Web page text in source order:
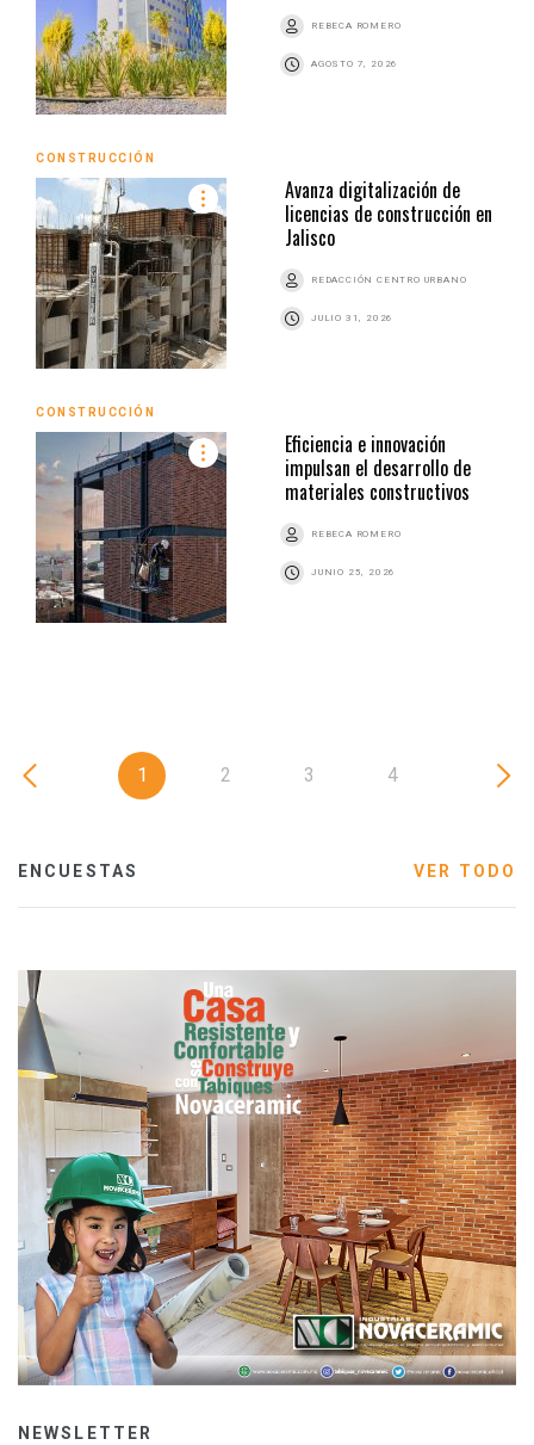
REBECA ROMERO
AGOSTO 7, 2026
CONSTRUCCIÓN
Avanza digitalización de
licencias de construcción en
Jalisco
REDACCIÓN CENTRO URBANO
JULIO 31, 2026
CONSTRUCCIÓN
Eficiencia e innovación
impulsan el desarrollo de
materiales constructivos
REBECA ROMERO
JUNIO 25, 2026
1 2 3 4
ENCUESTAS VER TODO
NEWSLETTER